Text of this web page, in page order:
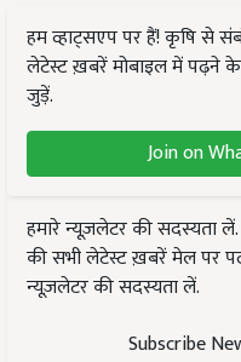
हम व्हाट्सएप पर हैं! कृषि से
लेटेस्ट ख़बरें मोबाइल में पढ़ने
जुड़ें.
Join on
हमारे न्यूज़लेटर की सदस्यता
की सभी लेटेस्ट ख़बरें मेल पर
न्यूज़लेटर की सदस्यता लें.
Subscribe